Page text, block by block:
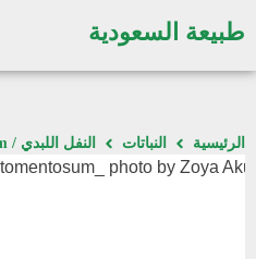
طبيعة السعودية
الرئيسية النباتات النفل اللبدي / Trifolium tomentosum